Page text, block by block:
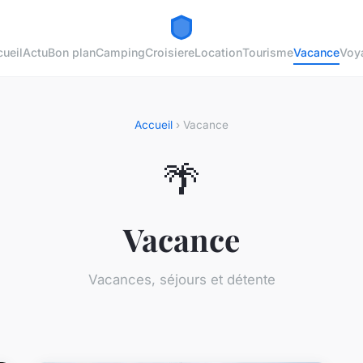
ActuBon planCampingCroisiereLocationTourismeVacance
Accueil › Vacance
🌴
Vacance
Vacances, séjours et détente